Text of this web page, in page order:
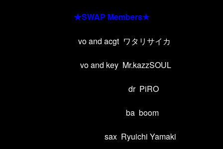
★SWAP Members★
vo and acgt ワタリサイカ
vo and key Mr.kazzSOUL
dr PiRO
ba boom
sax Ryuichi Yamaki